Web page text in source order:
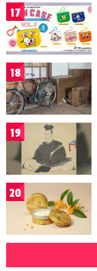
17
18
19
20